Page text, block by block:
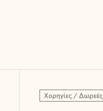
Χορηγίες / Δωρεές